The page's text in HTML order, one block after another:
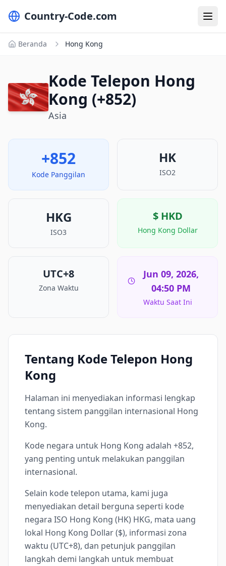
Country-Code.com
Beranda Hong Kong
Kode Telepon Hong
Kong (+852)
Asia
+852
Kode Panggilan
HK
ISO2
HKG
ISO3
$ HKD
Hong Kong Dollar
UTC+8
Zona Waktu
Jun 09, 2026,
04:50 PM
Waktu Saat Ini
Tentang Kode Telepon Hong
Kong
Halaman ini menyediakan informasi lengkap
tentang sistem panggilan internasional Hong
Kong.
Kode negara untuk Hong Kong adalah +852,
yang penting untuk melakukan panggilan
internasional.
Selain kode telepon utama, kami juga
menyediakan detail berguna seperti kode
negara ISO Hong Kong (HK) HKG, mata uang
lokal Hong Kong Dollar ($), informasi zona
waktu (UTC+8), dan petunjuk panggilan
langkah demi langkah untuk membuat